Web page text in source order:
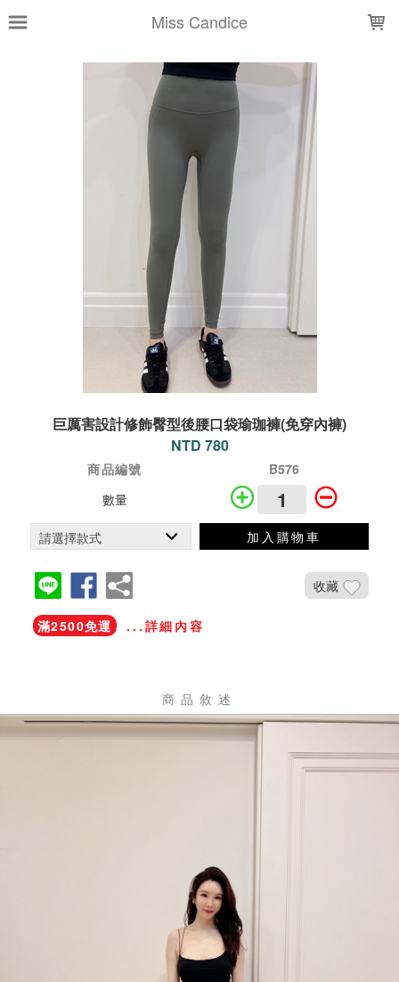
Miss Candice
巨厲害設計修飾臀型後腰口袋瑜珈褲(免穿內褲)
NTD 780
商品編號
B576
數量
加入購物車
收藏
滿2500免運 ...詳細內容
商品敘述